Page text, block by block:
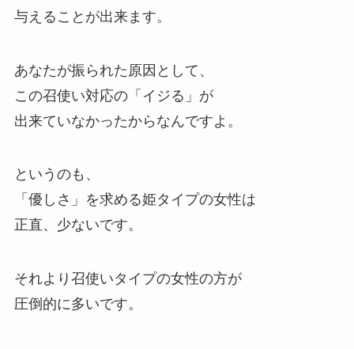
与えることが出来ます。
あなたが振られた原因として、
この召使い対応の「イジる」が
出来ていなかったからなんですよ。
というのも、
「優しさ」を求める姫タイプの女性は
正直、少ないです。
それより召使いタイプの女性の方が
圧倒的に多いです。